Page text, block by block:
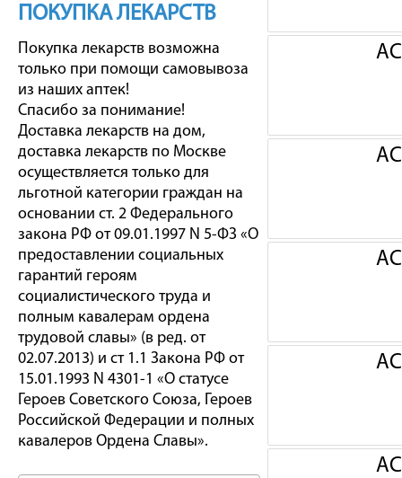
ПОКУПКА ЛЕКАРСТВ
Покупка лекарств возможна
только при помощи самовывоза
из наших аптек!
Спасибо за понимание!
Доставка лекарств на дом,
доставка лекарств по Москве
осуществляется только для
льготной категории граждан на
основании ст. 2 Федерального
закона РФ от 09.01.1997 N 5-ФЗ «О
предоставлении социальных
гарантий героям
социалистического труда и
полным кавалерам ордена
трудовой славы» (в ред. от
02.07.2013) и ст 1.1 Закона РФ от
15.01.1993 N 4301-1 «О статусе
Героев Советского Союза, Героев
Российской Федерации и полных
кавалеров Ордена Славы».